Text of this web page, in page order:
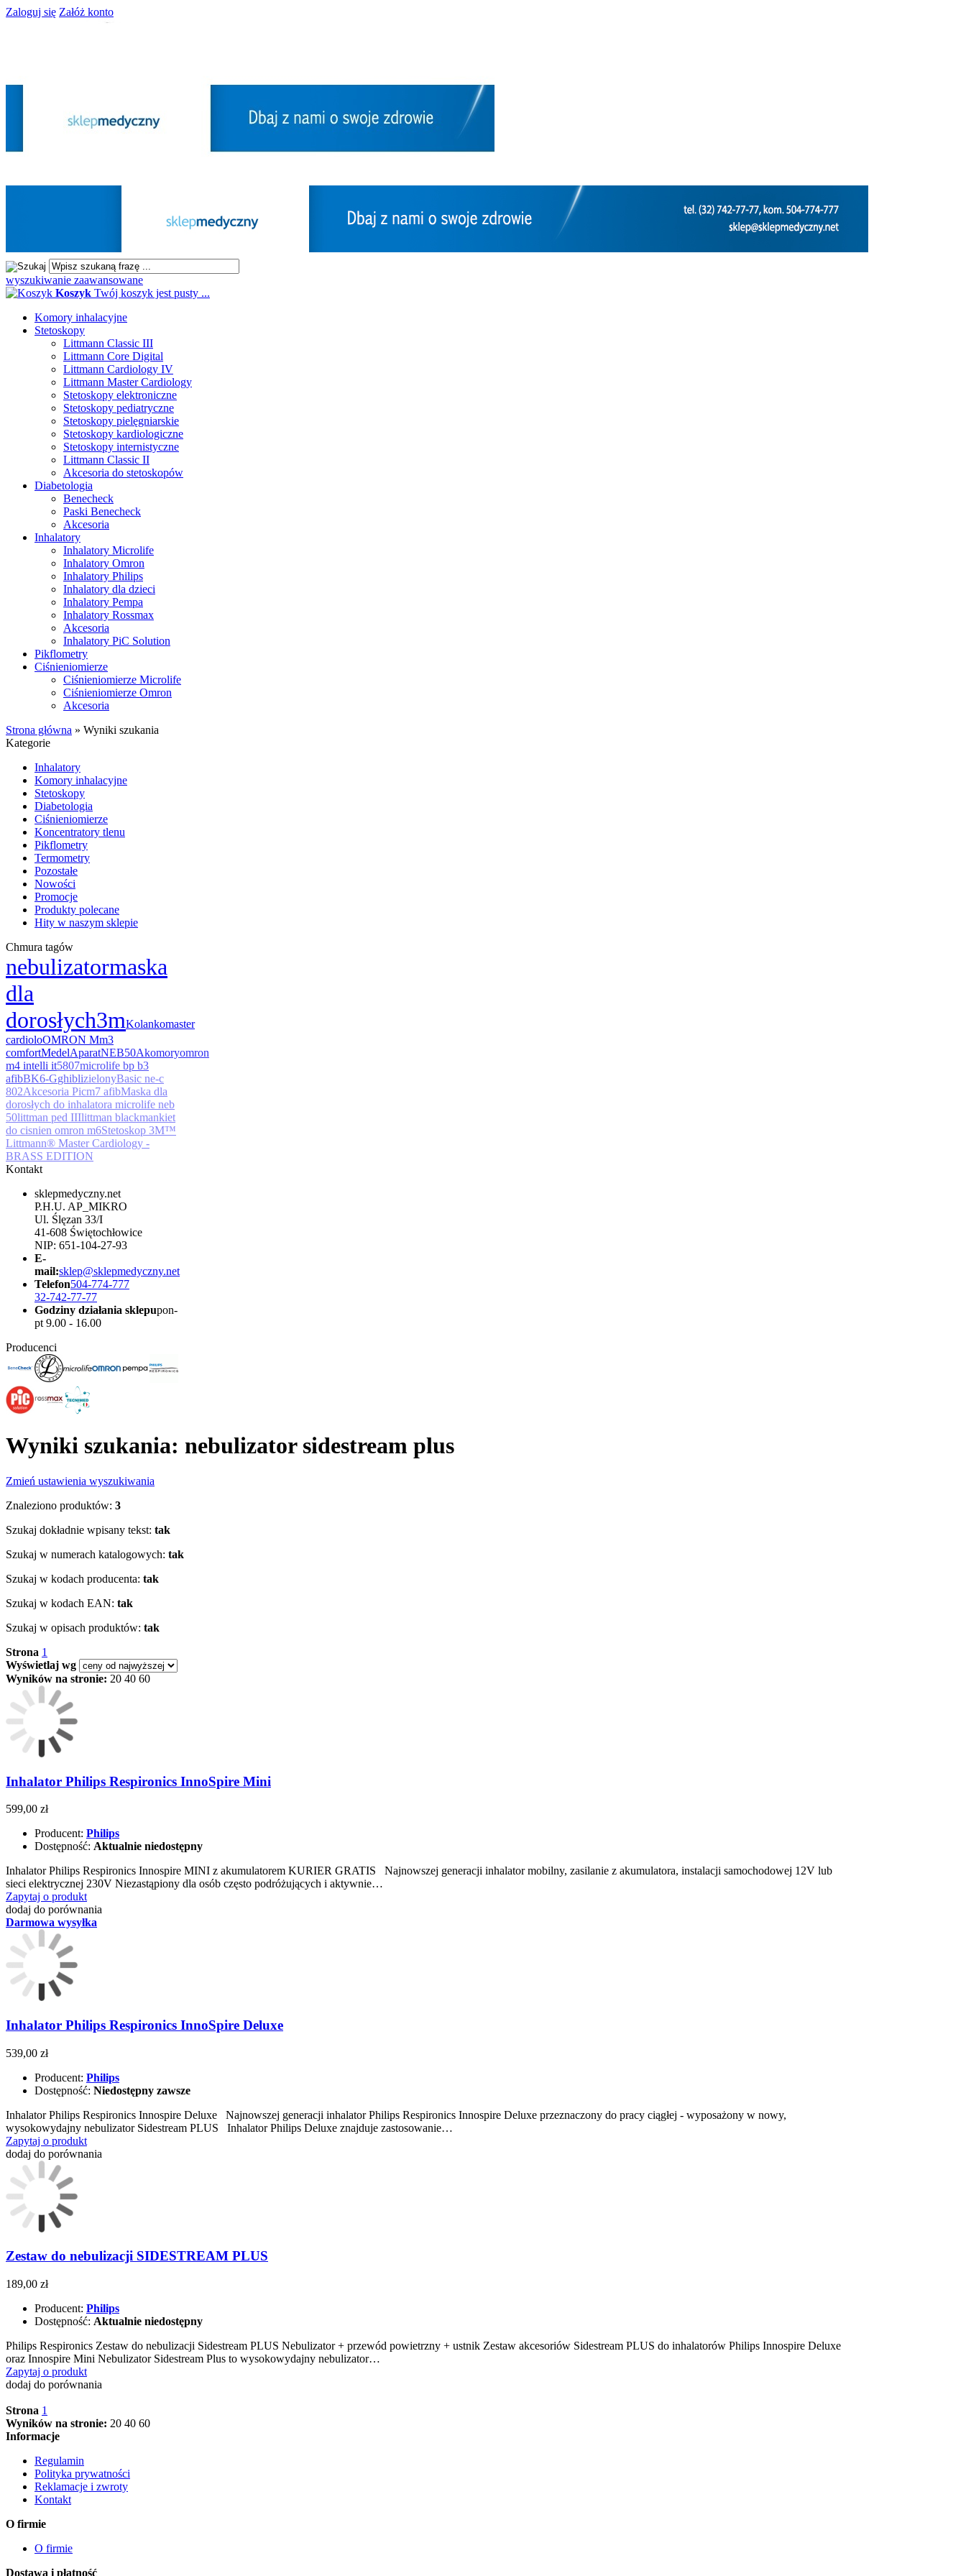
Zaloguj się Załóż konto
wyszukiwanie zaawansowane
Koszyk Twój koszyk jest pusty ...
Komory inhalacyjne
Stetoskopy
Littmann Classic III
Littmann Core Digital
Littmann Cardiology IV
Littmann Master Cardiology
Stetoskopy elektroniczne
Stetoskopy pediatryczne
Stetoskopy pielęgniarskie
Stetoskopy kardiologiczne
Stetoskopy internistyczne
Littmann Classic II
Akcesoria do stetoskopów
Diabetologia
Benecheck
Paski Benecheck
Akcesoria
Inhalatory
Inhalatory Microlife
Inhalatory Omron
Inhalatory Philips
Inhalatory dla dzieci
Inhalatory Pempa
Inhalatory Rossmax
Akcesoria
Inhalatory PiC Solution
Pikflometry
Ciśnieniomierze
Ciśnieniomierze Microlife
Ciśnieniomierze Omron
Akcesoria
Strona główna » Wyniki szukania
Kategorie
Inhalatory
Komory inhalacyjne
Stetoskopy
Diabetologia
Ciśnieniomierze
Koncentratory tlenu
Pikflometry
Termometry
Pozostałe
Nowości
Promocje
Produkty polecane
Hity w naszym sklepie
Chmura tagów
nebulizatormaska
dla
dorosłych3mKolankomaster
cardioloOMRON Mm3
comfortMedelAparatNEB50Akomoryomron
m4 intelli it5807microlife bp b3
afibBK6-GghiblizielonyBasic ne-c
802Akcesoria Picm7 afibMaska dla
dorosłych do inhalatora microlife neb
50littman ped IIIlittman blackmankiet
do cisnien omron m6Stetoskop 3M™
Littmann® Master Cardiology -
BRASS EDITION
Kontakt
sklepmedyczny.net
P.H.U. AP_MIKRO
Ul. Ślęzan 33/I
41-608 Świętochłowice
NIP: 651-104-27-93
E-
mail:sklep@sklepmedyczny.net
Telefon504-774-777
32-742-77-77
Godziny działania sklepupon-
pt 9.00 - 16.00
Producenci
Wyniki szukania: nebulizator sidestream plus
Zmień ustawienia wyszukiwania
Znaleziono produktów: 3
Szukaj dokładnie wpisany tekst: tak
Szukaj w numerach katalogowych: tak
Szukaj w kodach producenta: tak
Szukaj w kodach EAN: tak
Szukaj w opisach produktów: tak
Strona 1
Wyświetlaj wg
Wyników na stronie: 20 40 60
Inhalator Philips Respironics InnoSpire Mini
599,00 zł
Producent: Philips
Dostępność: Aktualnie niedostępny
Inhalator Philips Respironics Innospire MINI z akumulatorem KURIER GRATIS Najnowszej generacji inhalator mobilny, zasilanie z akumulatora, instalacji samochodowej 12V lub
sieci elektrycznej 230V Niezastąpiony dla osób często podróżujących i aktywnie…
Zapytaj o produkt
dodaj do porównania
Darmowa wysyłka
Inhalator Philips Respironics InnoSpire Deluxe
539,00 zł
Producent: Philips
Dostępność: Niedostępny zawsze
Inhalator Philips Respironics Innospire Deluxe Najnowszej generacji inhalator Philips Respironics Innospire Deluxe przeznaczony do pracy ciągłej - wyposażony w nowy,
wysokowydajny nebulizator Sidestream PLUS Inhalator Philips Deluxe znajduje zastosowanie…
Zapytaj o produkt
dodaj do porównania
Zestaw do nebulizacji SIDESTREAM PLUS
189,00 zł
Producent: Philips
Dostępność: Aktualnie niedostępny
Philips Respironics Zestaw do nebulizacji Sidestream PLUS Nebulizator + przewód powietrzny + ustnik Zestaw akcesoriów Sidestream PLUS do inhalatorów Philips Innospire Deluxe
oraz Innospire Mini Nebulizator Sidestream Plus to wysokowydajny nebulizator…
Zapytaj o produkt
dodaj do porównania
Strona 1
Wyników na stronie: 20 40 60
Informacje
Regulamin
Polityka prywatności
Reklamacje i zwroty
Kontakt
O firmie
O firmie
Dostawa i płatność